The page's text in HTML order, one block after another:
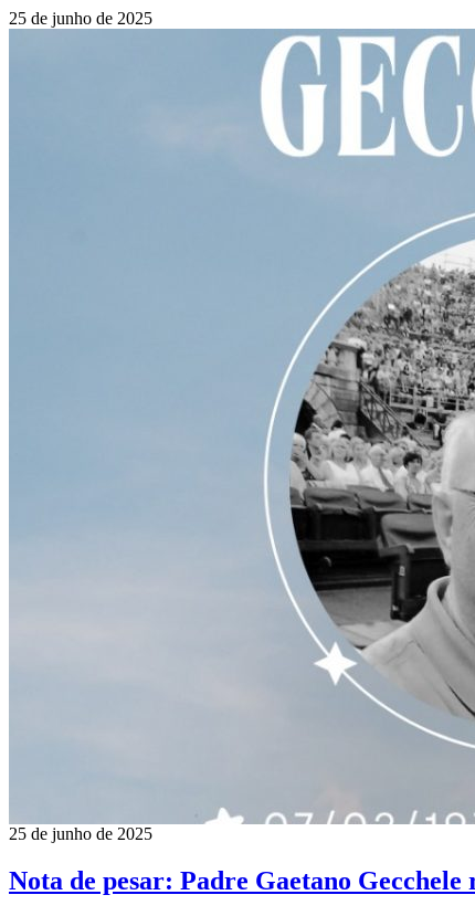
25 de junho de 2025
25 de junho de 2025
Nota de pesar: Padre Gaetano Gecchele